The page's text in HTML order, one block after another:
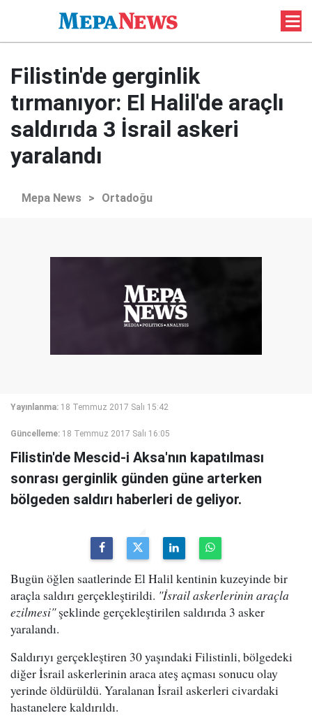
Filistin'de gerginlik
tırmanıyor: El Halil'de araçlı
saldırıda 3 İsrail askeri
yaralandı
Mepa News > Ortadoğu
Yayınlanma: 18 Temmuz 2017 Salı 15:42
Güncelleme: 18 Temmuz 2017 Salı 16:05
Filistin'de Mescid-i Aksa'nın kapatılması
sonrası gerginlik günden güne arterken
bölgeden saldırı haberleri de geliyor.
Bugün öğlen saatlerinde El Halil kentinin kuzeyinde bir
araçla saldırı gerçekleştirildi. "İsrail askerlerinin araçla
ezilmesi"şeklinde gerçekleştirilen saldırıda 3 asker
yaralandı.
Saldırıyı gerçekleştiren 30 yaşındaki Filistinli, bölgedeki
diğer İsrail askerlerinin araca ateş açması sonucu olay
yerinde öldürüldü. Yaralanan İsrail askerleri civardaki
hastanelere kaldırıldı.